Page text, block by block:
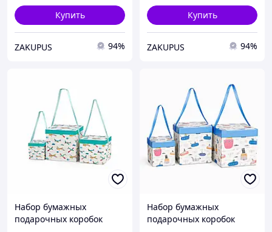
Купить
ZAKUPUS 94%
Купить
ZAKUPUS 94%
Набор бумажных
подарочных коробок
Набор бумажных
подарочных коробок